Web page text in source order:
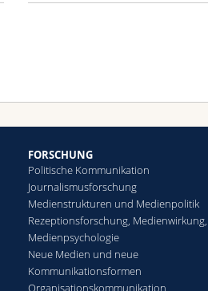
FORSCHUNG
Politische Kommunikation
Journalismusforschung
Medienstrukturen und Medienpolitik
Rezeptionsforschung, Medienwirkung,
Medienpsychologie
Neue Medien und neue
Kommunikationsformen
Organisationskommunikation